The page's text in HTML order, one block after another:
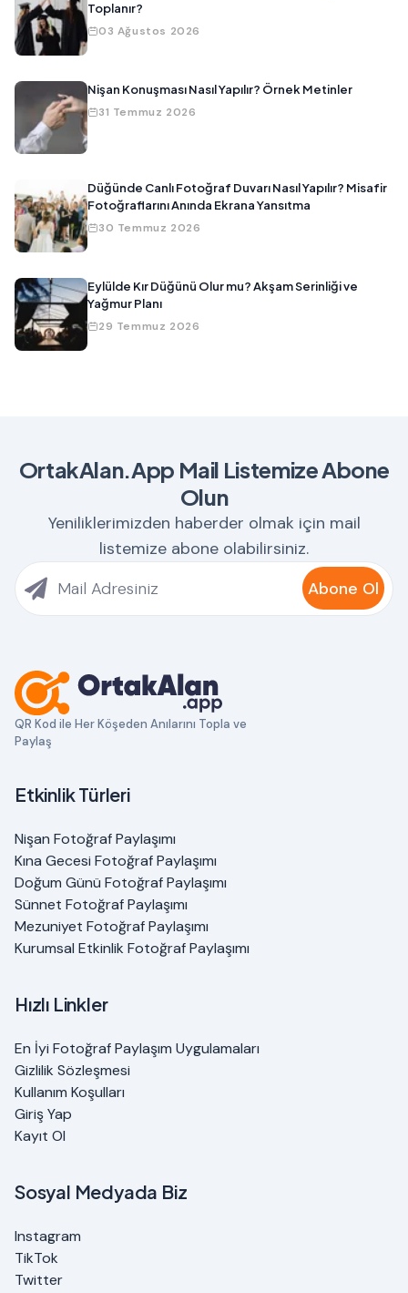
Toplanır?
03 Ağustos 2026
Nişan Konuşması Nasıl Yapılır? Örnek Metinler
31 Temmuz 2026
Düğünde Canlı Fotoğraf Duvarı Nasıl Yapılır? Misafir
Fotoğraflarını Anında Ekrana Yansıtma
30 Temmuz 2026
Eylülde Kır Düğünü Olur mu? Akşam Serinliği ve
Yağmur Planı
29 Temmuz 2026
OrtakAlan.App Mail Listemize Abone
Olun
Yeniliklerimizden haberder olmak için mail
listemize abone olabilirsiniz.
Abone Ol
QR Kod ile Her Köşeden Anılarını Topla ve
Paylaş
Etkinlik Türleri
Nişan Fotoğraf Paylaşımı
Kına Gecesi Fotoğraf Paylaşımı
Doğum Günü Fotoğraf Paylaşımı
Sünnet Fotoğraf Paylaşımı
Mezuniyet Fotoğraf Paylaşımı
Kurumsal Etkinlik Fotoğraf Paylaşımı
Hızlı Linkler
En İyi Fotoğraf Paylaşım Uygulamaları
Gizlilik Sözleşmesi
Kullanım Koşulları
Giriş Yap
Kayıt Ol
Sosyal Medyada Biz
Instagram
TikTok
Twitter